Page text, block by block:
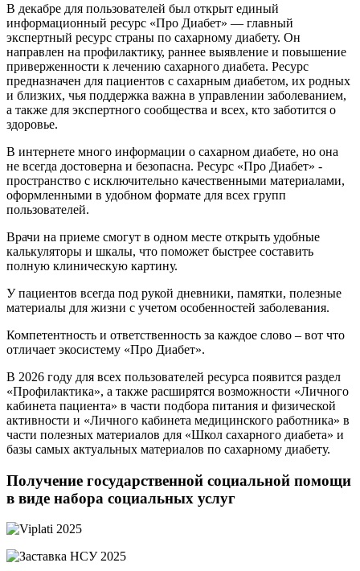
В декабре для пользователей был открыт единый
информационный ресурс «Про Диабет» — главный
экспертный ресурс страны по сахарному диабету. Он
направлен на профилактику, раннее выявление и повышение
приверженности к лечению сахарного диабета. Ресурс
предназначен для пациентов с сахарным диабетом, их родных
и близких, чья поддержка важна в управлении заболеванием,
а также для экспертного сообщества и всех, кто заботится о
здоровье.
В интернете много информации о сахарном диабете, но она
не всегда достоверна и безопасна. Ресурс «Про Диабет» -
пространство с исключительно качественными материалами,
оформленными в удобном формате для всех групп
пользователей.
Врачи на приеме смогут в одном месте открыть удобные
калькуляторы и шкалы, что поможет быстрее составить
полную клиническую картину.
У пациентов всегда под рукой дневники, памятки, полезные
материалы для жизни с учетом особенностей заболевания.
Компетентность и ответственность за каждое слово – вот что
отличает экосистему «Про Диабет».
В 2026 году для всех пользователей ресурса появится раздел
«Профилактика», а также расширятся возможности «Личного
кабинета пациента» в части подбора питания и физической
активности и «Личного кабинета медицинского работника» в
части полезных материалов для «Школ сахарного диабета» и
базы самых актуальных материалов по сахарному диабету.
Получение государственной социальной помощи
в виде набора социальных услуг